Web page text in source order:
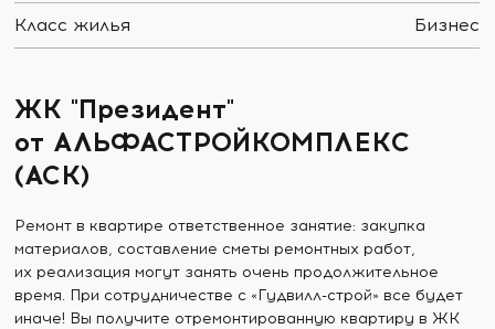
Класс жилья Бизнес
ЖК "Президент"
от АЛЬФАСТРОЙКОМПЛЕКС
(АСК)
Ремонт в квартире ответственное занятие: закупка
материалов, составление сметы ремонтных работ,
их реализация могут занять очень продолжительное
время. При сотрудничестве с «Гудвилл-строй» все будет
иначе! Вы получите отремонтированную квартиру в ЖК